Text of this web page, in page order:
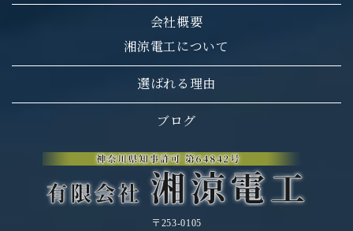
会社概要
湘涼電工について
選ばれる理由
ブログ
〒253-0105